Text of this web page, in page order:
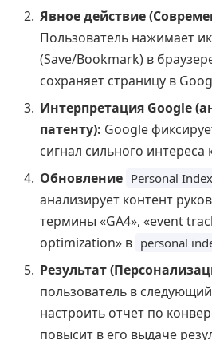
Явное действие
Пользователь нажимает
(Save/Bookmark) в
сохраняет страницу в
Интерпретация Google
патенту): Google
сигнал сильного интереса
Обновление Personal Index
анализирует контент
термины «GA4», «event
optimization» в personal
Результат
пользователь в
настроить отчет по
повысит в его выдаче